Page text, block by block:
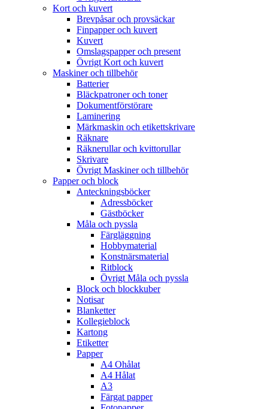
Kort och kuvert
Brevpåsar och provsäckar
Finpapper och kuvert
Kuvert
Omslagspapper och present
Övrigt Kort och kuvert
Maskiner och tillbehör
Batterier
Bläckpatroner och toner
Dokumentförstörare
Laminering
Märkmaskin och etikettskrivare
Räknare
Räknerullar och kvittorullar
Skrivare
Övrigt Maskiner och tillbehör
Papper och block
Anteckningsböcker
Adressböcker
Gästböcker
Måla och pyssla
Färgläggning
Hobbymaterial
Konstnärsmaterial
Ritblock
Övrigt Måla och pyssla
Block och blockkuber
Notisar
Blanketter
Kollegieblock
Kartong
Etiketter
Papper
A4 Ohålat
A4 Hålat
A3
Färgat papper